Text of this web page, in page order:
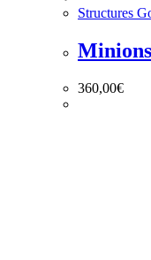
Structures
Minions
360,00€